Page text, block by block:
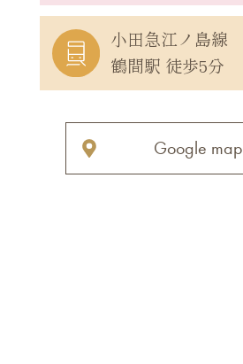
小田急江ノ島線
鶴間駅 徒歩5分
Google map